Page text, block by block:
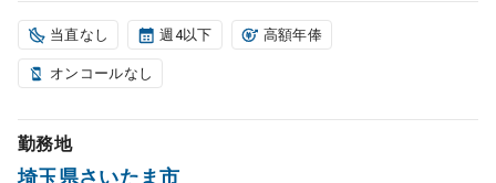
スポット検索 アルバイト
DtoDの転職・アルバイト支援
コンサルタント
当直なし 週4以下 高額年俸
オンコールなし
勤務地
埼玉県さいたま市